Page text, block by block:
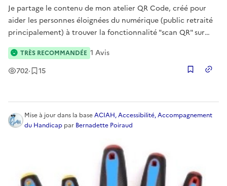
Je partage le contenu de mon atelier QR Code, créé pour
aider les personnes éloignées du numérique (public retraité
principalement) à trouver la fonctionnalité "scan QR" sur
leur appareil. J'ai ensuite créé un exercice : 5 QR Codes sont
à scanner et à répertorier de façon ludique sur le petit questi
702Vues
· 15Enregistrement
TRÈS RECOMMANDÉE 1 Avis
Mise à jourdans la baseACIAH, Accessibilité, Accompagnement
du Handicap par Bernadette Poiraud